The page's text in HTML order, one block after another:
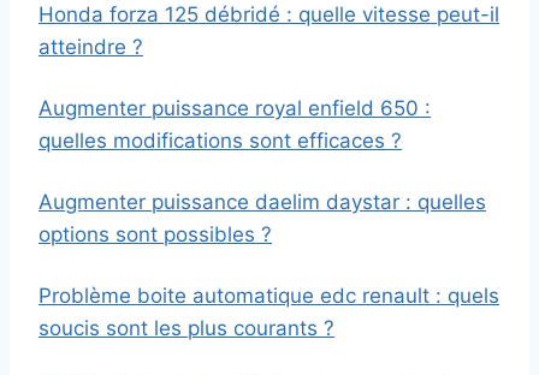
Honda forza 125 débridé : quelle vitesse peut-il
atteindre ?
Augmenter puissance royal enfield 650 :
quelles modifications sont efficaces ?
Augmenter puissance daelim daystar : quelles
options sont possibles ?
Problème boite automatique edc renault : quels
soucis sont les plus courants ?